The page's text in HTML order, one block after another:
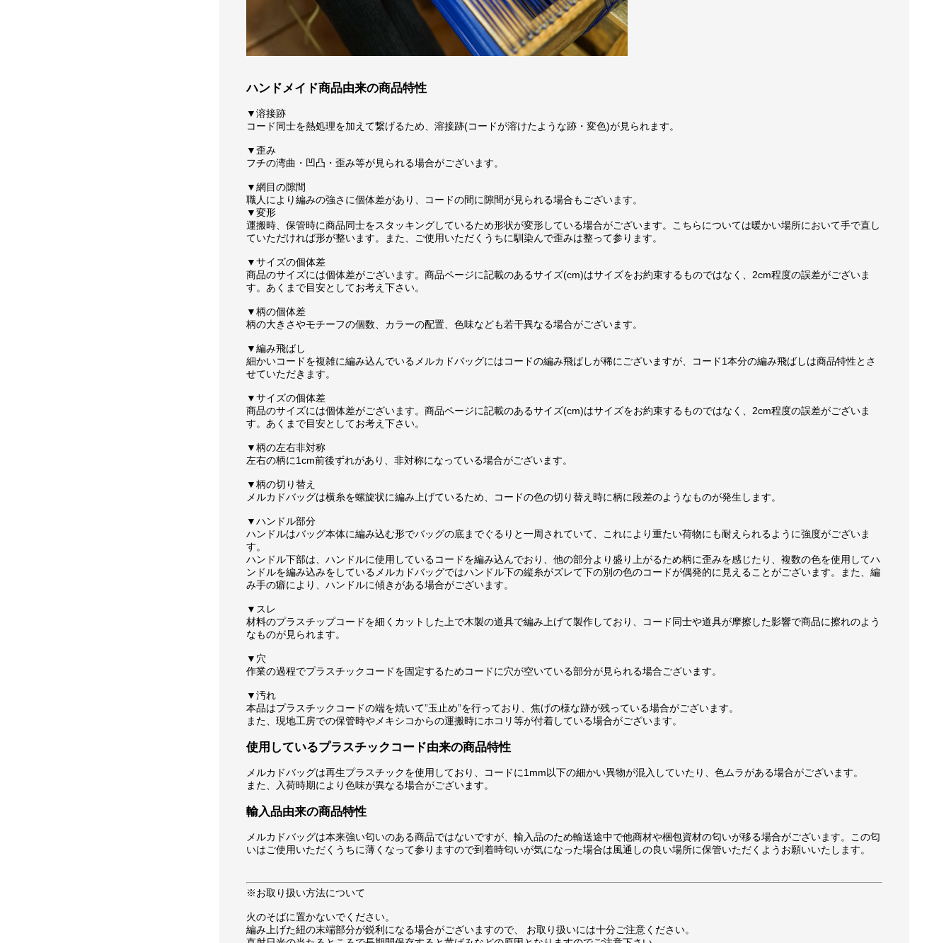
ハンドメイド商品由来の商品特性
▼溶接跡
コード同士を熱処理を加えて繋げるため、溶接跡(コードが溶けたような跡・変色)が見られます。
▼歪み
フチの湾曲・凹凸・歪み等が見られる場合がございます。
▼網目の隙間
職人により編みの強さに個体差があり、コードの間に隙間が見られる場合もございます。
▼変形
運搬時、保管時に商品同士をスタッキングしているため形状が変形している場合がございます。こちらについては暖かい場所において手で直し
ていただければ形が整います。また、ご使用いただくうちに馴染んで歪みは整って参ります。
▼サイズの個体差
商品のサイズには個体差がございます。商品ページに記載のあるサイズ(cm)はサイズをお約束するものではなく、2cm程度の誤差がございま
す。あくまで目安としてお考え下さい。
▼柄の個体差
柄の大きさやモチーフの個数、カラーの配置、色味なども若干異なる場合がございます。
▼編み飛ばし
細かいコードを複雑に編み込んでいるメルカドバッグにはコードの編み飛ばしが稀にございますが、コード1本分の編み飛ばしは商品特性とさ
せていただきます。
▼サイズの個体差
商品のサイズには個体差がございます。商品ページに記載のあるサイズ(cm)はサイズをお約束するものではなく、2cm程度の誤差がございま
す。あくまで目安としてお考え下さい。
▼柄の左右非対称
左右の柄に1cm前後ずれがあり、非対称になっている場合がございます。
▼柄の切り替え
メルカドバッグは横糸を螺旋状に編み上げているため、コードの色の切り替え時に柄に段差のようなものが発生します。
▼ハンドル部分
ハンドルはバッグ本体に編み込む形でバッグの底までぐるりと一周されていて、これにより重たい荷物にも耐えられるように強度がございま
す。
ハンドル下部は、ハンドルに使用しているコードを編み込んでおり、他の部分より盛り上がるため柄に歪みを感じたり、複数の色を使用してハ
ンドルを編み込みをしているメルカドバッグではハンドル下の縦糸がズレて下の別の色のコードが偶発的に見えることがございます。また、編
み手の癖により、ハンドルに傾きがある場合がございます。
▼スレ
材料のプラスチップコードを細くカットした上で木製の道具で編み上げて製作しており、コード同士や道具が摩擦した影響で商品に擦れのよう
なものが見られます。
▼穴
作業の過程でプラスチックコードを固定するためコードに穴が空いている部分が見られる場合ございます。
▼汚れ
本品はプラスチックコードの端を焼いて”玉止め”を行っており、焦げの様な跡が残っている場合がございます。
また、現地工房での保管時やメキシコからの運搬時にホコリ等が付着している場合がございます。
使用しているプラスチックコード由来の商品特性
メルカドバッグは再生プラスチックを使用しており、コードに1mm以下の細かい異物が混入していたり、色ムラがある場合がございます。
また、入荷時期により色味が異なる場合がございます。
輸入品由来の商品特性
メルカドバッグは本来強い匂いのある商品ではないですが、輸入品のため輸送途中で他商材や梱包資材の匂いが移る場合がございます。この匂
いはご使用いただくうちに薄くなって参りますので到着時匂いが気になった場合は風通しの良い場所に保管いただくようお願いいたします。
※お取り扱い方法について
火のそばに置かないでください。
編み上げた紐の末端部分が鋭利になる場合がございますので、 お取り扱いには十分ご注意ください。